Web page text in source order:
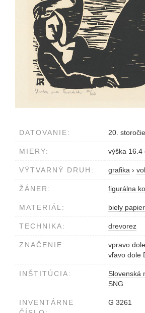
DATOVANIE: 20.
MIERY: výška 16.4
VÝTVARNÝ DRUH: grafika ›
ŽÁNER: figurálna
MATERIÁL: biely papier
TECHNIKA: drevorez
ZNAČENIE:
vpravo
vľavo dole
INŠTITÚCIA:
Slovenská
SNG
INVENTÁRNE
G 3261